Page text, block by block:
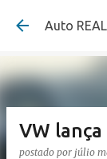
Auto
VW
postado por júlio